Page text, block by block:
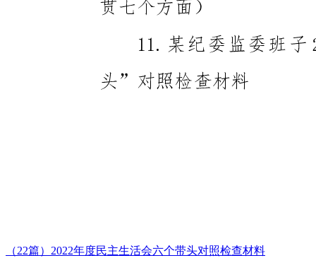
（22篇）2022年度民主生活会六个带头对照检查材料